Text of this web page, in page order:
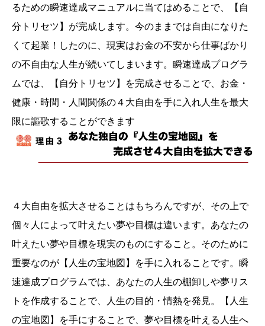
るための瞬速達成マニュアルに当てはめることで、【自
分トリセツ】が完成します。今のままでは自由になりた
くて起業！したのに、現実はお金の不安から仕事ばかり
の不自由な人生が続いてしまいます。瞬速達成プログラ
ムでは、【自分トリセツ】を完成させることで、お金・
健康・時間・人間関係の４大自由を手に入れ人生を最大
限に謳歌することができます
４大自由を拡大させることはもちろんですが、その上で
個々人によって叶えたい夢や目標は違います。あなたの
叶えたい夢や目標を現実のものにすること。そのために
重要なのが【人生の宝地図】を手に入れることです。瞬
速達成プログラムでは、あなたの人生の棚卸しや夢リス
トを作成することで、人生の目的・情熱を発見。【人生
の宝地図】を手にすることで、夢や目標を叶える人生へ